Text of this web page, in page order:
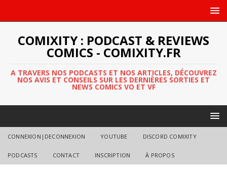
COMIXITY : PODCAST & REVIEWS
COMICS - COMIXITY.FR
A TRAVERS NOS PODCASTS ET NOS ARTICLES, DÉCOUVREZ
NOS AVIS ET CONSEILS SUR LES DERNIÈRES SORTIES ET
NEWS COMICS VO ET VF
CONNEXION|DECONNEXION YOUTUBE DISCORD COMIXITY
PODCASTS CONTACT INSCRIPTION À PROPOS